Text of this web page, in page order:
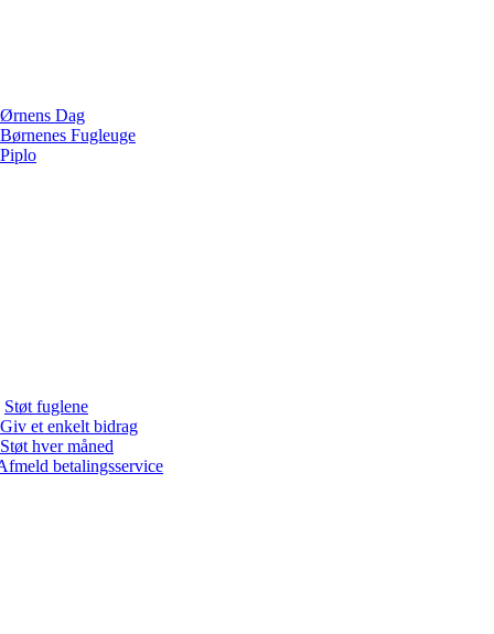
Ørnens Dag
Børnenes Fugleuge
Piplo
Støt fuglene
Giv et enkelt bidrag
Støt hver måned
betalingsservice